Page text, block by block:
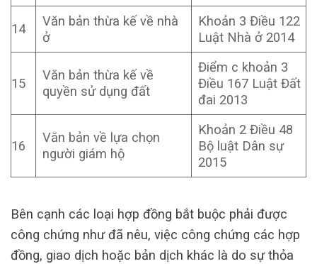
14
Văn bản thừa kế về nhà
ở
Khoản 3 Điều 122
Luật Nhà ở 2014
15
Văn bản thừa kế về
quyền sử dụng đất
Điểm c khoản 3
Điều 167 Luật Đất
đai 2013
16
Văn bản về lựa chọn
người giám hộ
Khoản 2 Điều 48
Bộ luật Dân sự
2015
Bên cạnh các loại hợp đồng bắt buộc phải được
công chứng như đã nêu, việc công chứng các hợp
đồng, giao dịch hoặc bản dịch khác là do sự thỏa